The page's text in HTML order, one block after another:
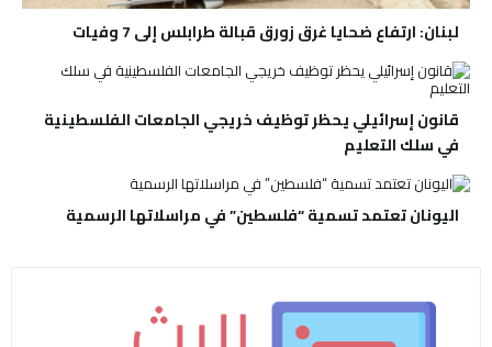
لبنان: ارتفاع ضحايا غرق زورق قبالة طرابلس إلى 7 وفيات
قانون إسرائيلي يحظر توظيف خريجي الجامعات الفلسطينية
في سلك التعليم
اليونان تعتمد تسمية “فلسطين” في مراسلاتها الرسمية